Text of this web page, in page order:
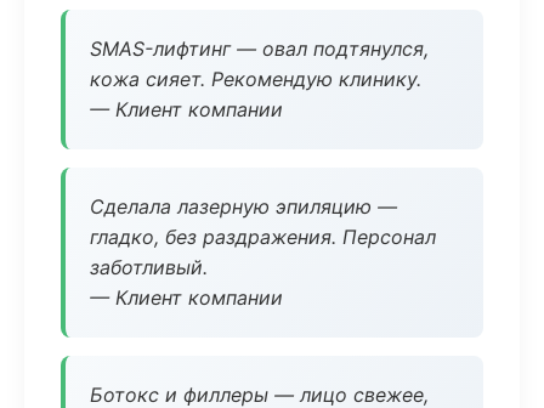
SMAS-лифтинг — овал подтянулся,
кожа сияет. Рекомендую клинику.
— Клиент компании
Сделала лазерную эпиляцию —
гладко, без раздражения. Персонал
заботливый.
— Клиент компании
Ботокс и филлеры — лицо свежее,